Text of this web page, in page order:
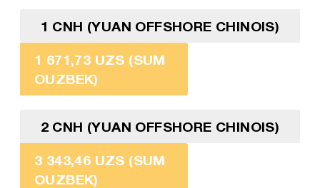
1 CNH (YUAN OFFSHORE CHINOIS)
1 671,73 UZS (SUM
OUZBEK)
2 CNH (YUAN OFFSHORE CHINOIS)
3 343,46 UZS (SUM
OUZBEK)